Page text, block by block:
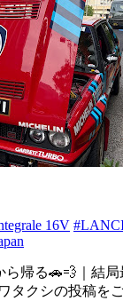
16V
から帰る🚗💨｜結
タクシの投稿を